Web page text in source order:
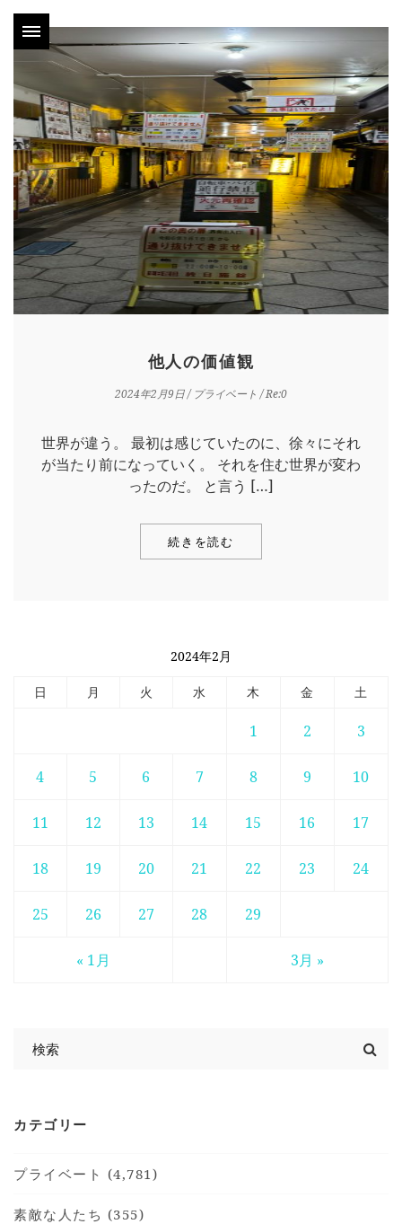
他人の価値観
2024年2月9日/ プライベート / Re:0
世界が違う。 最初は感じていたのに、徐々にそれ
が当たり前になっていく。 それを住む世界が変わ
ったのだ。 と言う […]
続きを読む
2024年2月
日 月 火 水 木 金 土
« 1月 3月 »
1 2 3
4 5 6 7 8 9 10
11 12 13 14 15 16 17
18 19 20 21 22 23 24
25 26 27 28 29
カテゴリー
プライベート (4,781)
素敵な人たち (355)